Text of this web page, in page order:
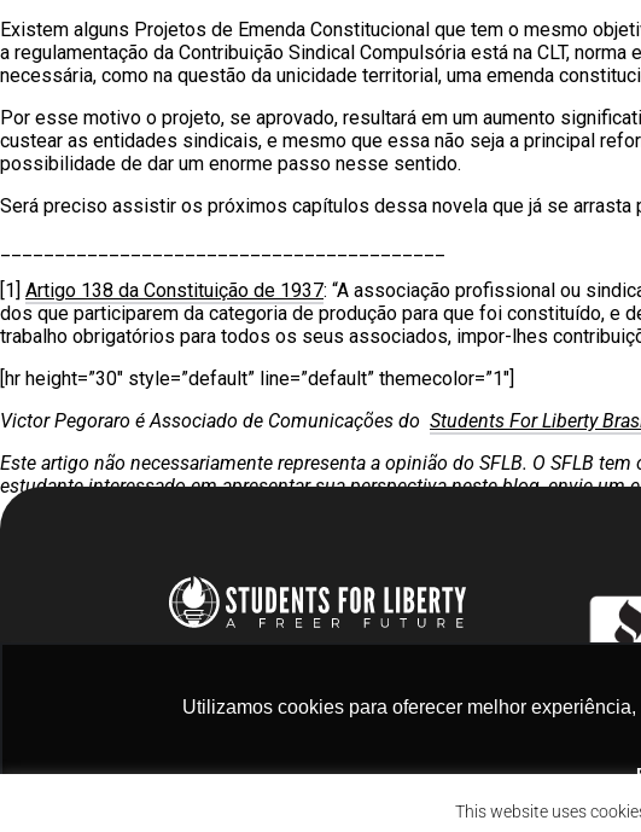
This website uses
Utilizamos cookies para oferecer melhor
Existem alguns Projetos de Emenda Constitucional que tem o mesmo
a regulamentação da Contribuição Sindical Compulsória está na CLT,
necessária, como na questão da unicidade territorial, uma emenda
Por esse motivo o projeto, se aprovado, resultará em um aumento
custear as entidades sindicais, e mesmo que essa não seja a principal
possibilidade de dar um enorme passo nesse sentido.
Será preciso assistir os próximos capítulos dessa novela que já se arrasta
[1] Artigo 138 da Constituição de 1937: “A associação profissional ou
dos que participarem da categoria de produção para que foi constituído,
trabalho obrigatórios para todos os seus associados, impor-lhes
[hr height=”30″ style=”default” line=”default” themecolor=”1″]
Victor Pegoraro é Associado de Comunicações do Students For Liberty
Este artigo não necessariamente representa a opinião do SFLB. O SFLB
estudante interessado em apresentar sua perspectiva neste blog, envie um